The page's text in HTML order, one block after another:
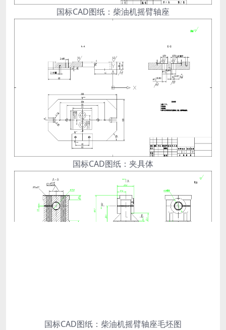
国标CAD图纸：柴油机摇臂轴座
国标CAD图纸：夹具体
国标CAD图纸：柴油机摇臂轴座毛坯图